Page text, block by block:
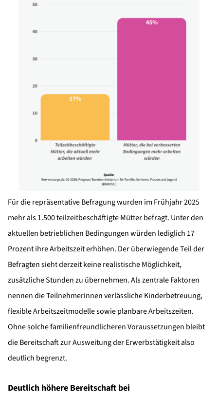
Für die repräsentative Befragung wurden im Frühjahr 2025
mehr als 1.500 teilzeitbeschäftigte Mütter befragt. Unter den
aktuellen betrieblichen Bedingungen würden lediglich 17
Prozent ihre Arbeitszeit erhöhen. Der überwiegende Teil der
Befragten sieht derzeit keine realistische Möglichkeit,
zusätzliche Stunden zu übernehmen. Als zentrale Faktoren
nennen die Teilnehmerinnen verlässliche Kinderbetreuung,
flexible Arbeitszeitmodelle sowie planbare Arbeitszeiten.
Ohne solche familienfreundlicheren Voraussetzungen bleibt
die Bereitschaft zur Ausweitung der Erwerbstätigkeit also
deutlich begrenzt.
Deutlich höhere Bereitschaft bei